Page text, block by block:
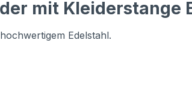
mit Kleiderstange
Edelstahl.